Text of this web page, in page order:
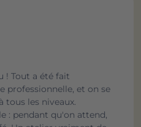
! Tout a été fait
professionnelle, et on se
tous les niveaux.
: pendant qu'on attend,